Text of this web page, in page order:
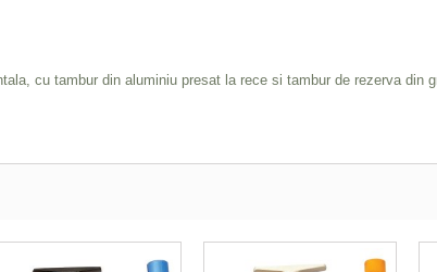
cu tambur din aluminiu presat la rece si tambur de rezerva din